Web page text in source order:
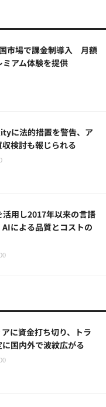
市場で課金制導入 月額
アム体験を提供
に法的措置を警告、ア
検討も報じられる
用し2017年以来の言語
による品質とコストの
に資金打ち切り、トラ
国内外で波紋広がる